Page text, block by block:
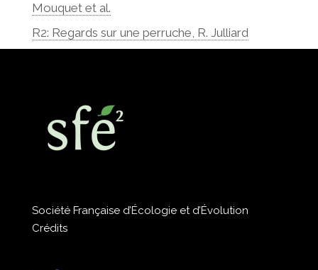
Mouquet et al.
R2: Regards sur une perruche, R. Julliard
Société Française d’Écologie et d’Évolution
Crédits